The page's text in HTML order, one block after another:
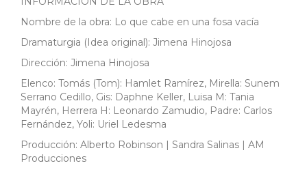
Nombre de la obra: Lo que cabe en una fosa vacía
Dramaturgia (Idea original): Jimena Hinojosa
Dirección: Jimena Hinojosa
Elenco: Tomás (Tom): Hamlet Ramírez, Mirella: Sunem
Serrano Cedillo, Gis: Daphne Keller, Luisa M: Tania
Mayrén, Herrera H: Leonardo Zamudio, Padre: Carlos
Fernández, Yoli: Uriel Ledesma
Producción: Alberto Robinson | Sandra Salinas | AM
Producciones